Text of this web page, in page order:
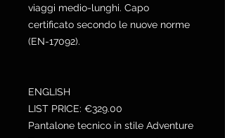
viaggi medio-lunghi. Capo
certificato secondo le nuove norme
(EN-17092).
ENGLISH
LIST PRICE: €329.00
Pantalone tecnico in stile Adventure